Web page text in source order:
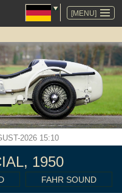
[MENU]
2026 15:10
1950
FAHR SOUND